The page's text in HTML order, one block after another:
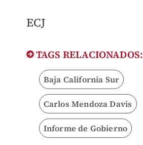
​ECJ
TAGS RELACIONADOS:
Baja California Sur
Carlos Mendoza Davis
Informe de Gobierno